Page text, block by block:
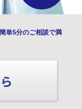
単5分のご相談で満